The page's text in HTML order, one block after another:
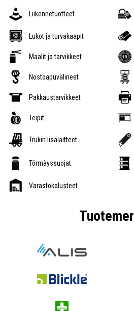
Liikennetuotteet
Lukot ja turvakaapit
Maalit ja tarvikkeet
Nostoapuvälineet
Pakkaustarvikkeet
Teipit
Trukin lisälaitteet
Törmäyssuojat
Varastokalusteet